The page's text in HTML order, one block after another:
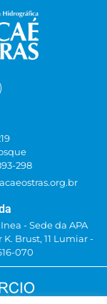
298
- Sede da APA
Brust, 11 Lumiar -
070